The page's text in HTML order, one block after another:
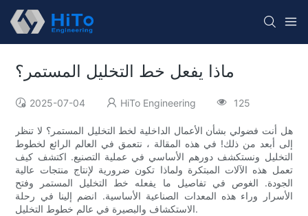
ماذا يفعل خط التخليل المستمر؟
2025-07-04 HiTo Engineering 125
هل أنت فضولي بشأن الأعمال الداخلية لخط التخليل المستمر؟ لا تنظر
إلى أبعد من ذلك! في هذه المقالة ، نتعمق في العالم الرائع لخطوط
التخليل ونستكشف دورهم الأساسي في عملية التصنيع. اكتشف كيف
تعمل هذه الآلات المبتكرة ولماذا تكون ضرورية لإنتاج منتجات عالية
الجودة. الغوص في تفاصيل ما يفعله خط التخليل المستمر وفتح
الأسرار وراء هذه المعدات الصناعية الأساسية. انضم إلينا في رحلة
الاستكشاف والبصيرة في عالم خطوط التخليل.